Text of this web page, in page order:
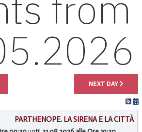
NEXT DAY
PARTHENOPE. LA SIRENA E LA CITTÀ